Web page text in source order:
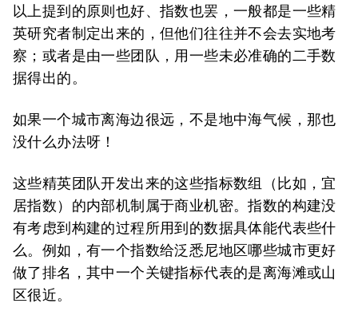
以上提到的原则也好、指数也罢，一般都是一些精
英研究者制定出来的，但他们往往并不会去实地考
察；或者是由一些团队，用一些未必准确的二手数
据得出的。
如果一个城市离海边很远，不是地中海气候，那也
没什么办法呀！
这些精英团队开发出来的这些指标数组（比如，宜
居指数）的内部机制属于商业机密。指数的构建没
有考虑到构建的过程所用到的数据具体能代表些什
么。例如，有一个指数给泛悉尼地区哪些城市更好
做了排名，其中一个关键指标代表的是离海滩或山
区很近。